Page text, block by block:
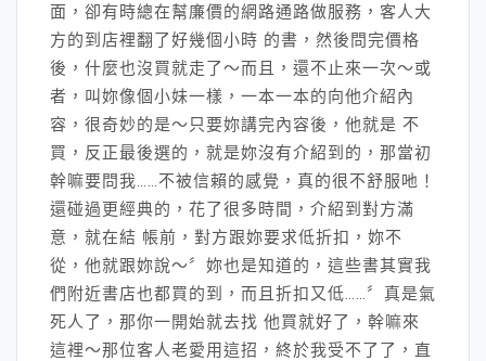
面，卻有時總在幫廉價的網路通路做服務，客人大
方的到店裡翻了好幾個小時 的書，然後問完價格
後，什麼也沒買就走了～而且，還不止來一次～或
者，叫妳像個小妹一樣，一本一本的向他介紹內
容，很奇妙的是～只要妳講完內容後，他就是 不
買，反正最後選的，就是妳沒有介紹到的，那當初
幹嘛要問我……不被信賴的感覺，真的很不舒服吔！
還碰過更經典的，花了很多時間，介紹到對方滿
意，就在結 帳前，對方跟妳要求低折扣，妳不
從，他就跟妳說～〞妳也是知道的，這些書其實我
們附近書店也都買的到，而且折扣又低……〞真是氣
死人了，那你一開始就去找 他買就好了，幹嘛來
這裡～那位客人老愛用這招，終於我受不了了，直